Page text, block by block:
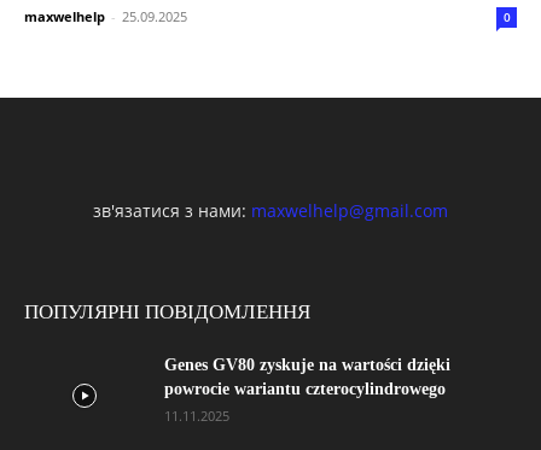
maxwelhelp - 25.09.2025 0
зв'язатися з нами: maxwelhelp@gmail.com
ПОПУЛЯРНІ ПОВІДОМЛЕННЯ
Genes GV80 zyskuje na wartości dzięki
powrocie wariantu czterocylindrowego
11.11.2025